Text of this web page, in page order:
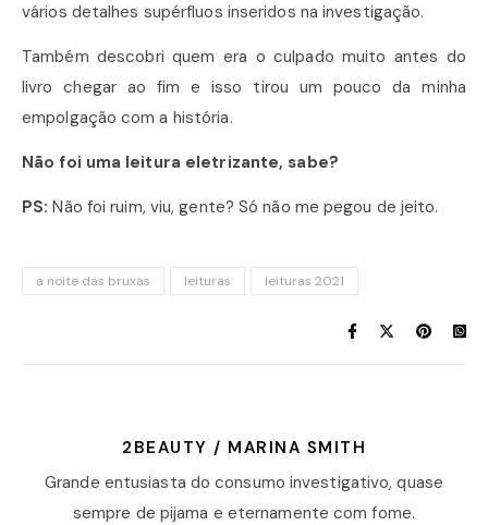
vários detalhes supérfluos inseridos na investigação.
Também descobri quem era o culpado muito antes do
livro chegar ao fim e isso tirou um pouco da minha
empolgação com a história.
Não foi uma leitura eletrizante, sabe?
PS: Não foi ruim, viu, gente? Só não me pegou de jeito.
a noite das bruxas leituras leituras 2021
2BEAUTY / MARINA SMITH
Grande entusiasta do consumo investigativo, quase
sempre de pijama e eternamente com fome.